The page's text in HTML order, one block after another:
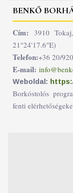
BENKŐ
Cím: 3910
21°24'17.6"E)
Telefon:+36 20/
E-mail:
Weboldal:
Borkóstolós
fenti